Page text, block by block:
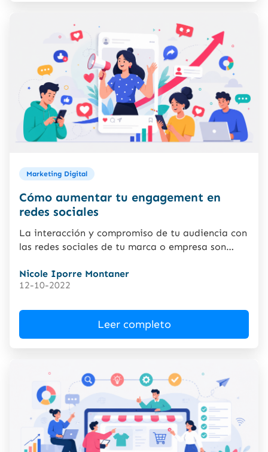
Marketing Digital
Cómo aumentar tu engagement en
redes sociales
La interacción y compromiso de tu audiencia con
las redes sociales de tu marca o empresa son
Nicole Iporre Montaner
12-10-2022
Leer completo